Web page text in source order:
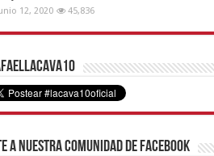
12, 2020 45,836
a nuestra comunidad de Facebook